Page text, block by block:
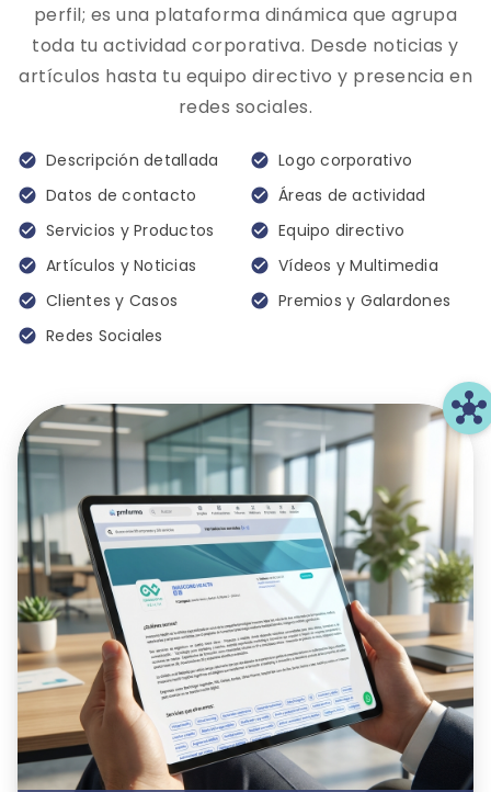
perfil; es una plataforma dinámica que agrupa
toda tu actividad corporativa. Desde noticias y
artículos hasta tu equipo directivo y presencia en
redes sociales.
check_circle Descripción detallada check_circle Logo corporativo
check_circle Datos de contacto check_circle Áreas de actividad
check_circle Servicios y Productos check_circle Equipo directivo
check_circle Artículos y Noticias check_circle Vídeos y Multimedia
check_circle Clientes y Casos check_circle Premios y Galardones
check_circle Redes Sociales
hub